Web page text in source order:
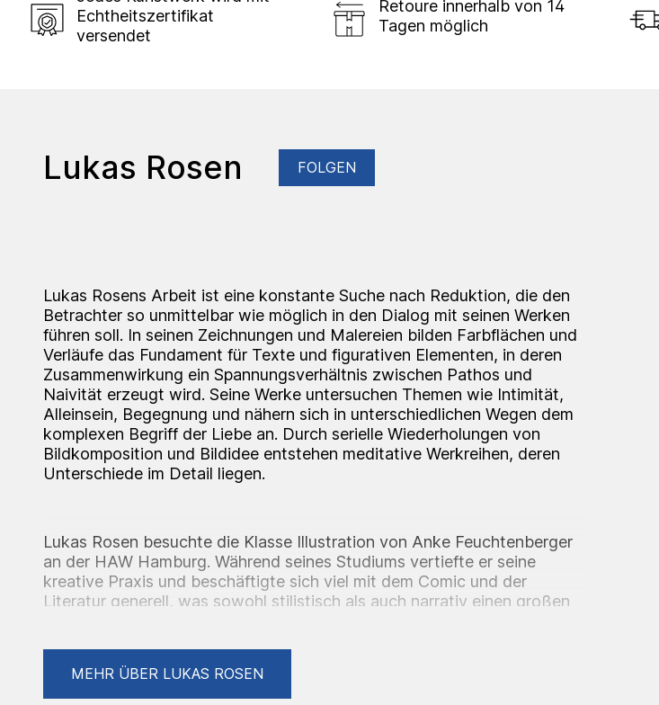
Echtheitszertifikat
versendet
Retoure innerhalb von 14
Tagen möglich
Lukas Rosen FOLGEN
Lukas Rosens Arbeit ist eine konstante Suche nach Reduktion, die den
Betrachter so unmittelbar wie möglich in den Dialog mit seinen Werken
führen soll. In seinen Zeichnungen und Malereien bilden Farbflächen und
Verläufe das Fundament für Texte und figurativen Elementen, in deren
Zusammenwirkung ein Spannungsverhältnis zwischen Pathos und
Naivität erzeugt wird. Seine Werke untersuchen Themen wie Intimität,
Alleinsein, Begegnung und nähern sich in unterschiedlichen Wegen dem
komplexen Begriff der Liebe an. Durch serielle Wiederholungen von
Bildkomposition und Bildidee entstehen meditative Werkreihen, deren
Unterschiede im Detail liegen.
Lukas Rosen besuchte die Klasse Illustration von Anke Feuchtenberger
an der HAW Hamburg. Während seines Studiums vertiefte er seine
kreative Praxis und beschäftigte sich viel mit dem Comic und der
Literatur generell, was sowohl stilistisch als auch narrativ einen großen
Lukas Rosen lebt und arbeitet in Berlin.
MEHR ÜBER LUKAS ROSEN